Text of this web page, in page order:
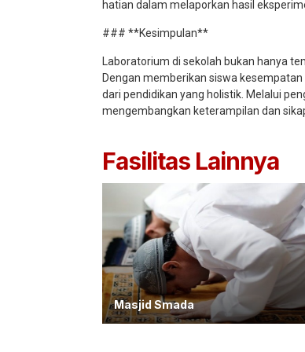
hatian dalam melaporkan hasil
### **Kesimpulan**
Laboratorium di sekolah bukan hanya
Dengan memberikan siswa
dari pendidikan yang holistik. Melalui
mengembangkan keterampilan dan
Fasilitas Lainnya
Masjid Smada